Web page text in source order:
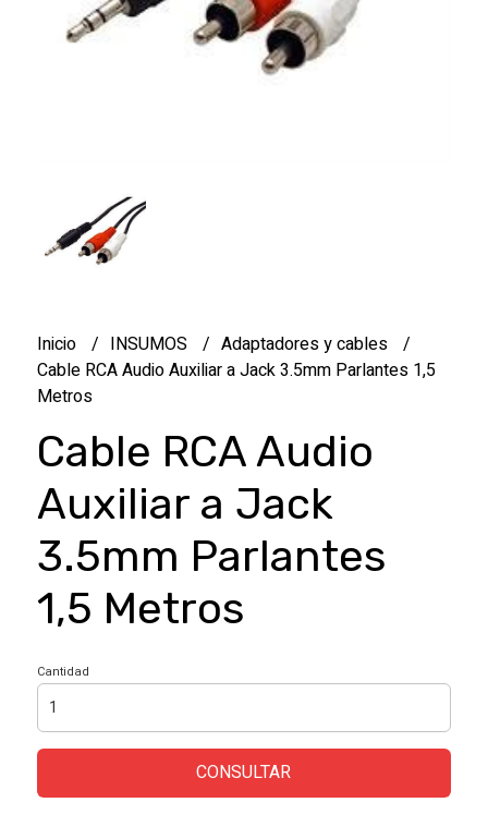
Inicio INSUMOS
Adaptadores y cables
Cable RCA Audio Auxiliar a Jack 3.5mm Parlantes 1,5
Metros
Cable RCA Audio
Auxiliar a Jack
3.5mm Parlantes
1,5 Metros
Cantidad
CONSULTAR